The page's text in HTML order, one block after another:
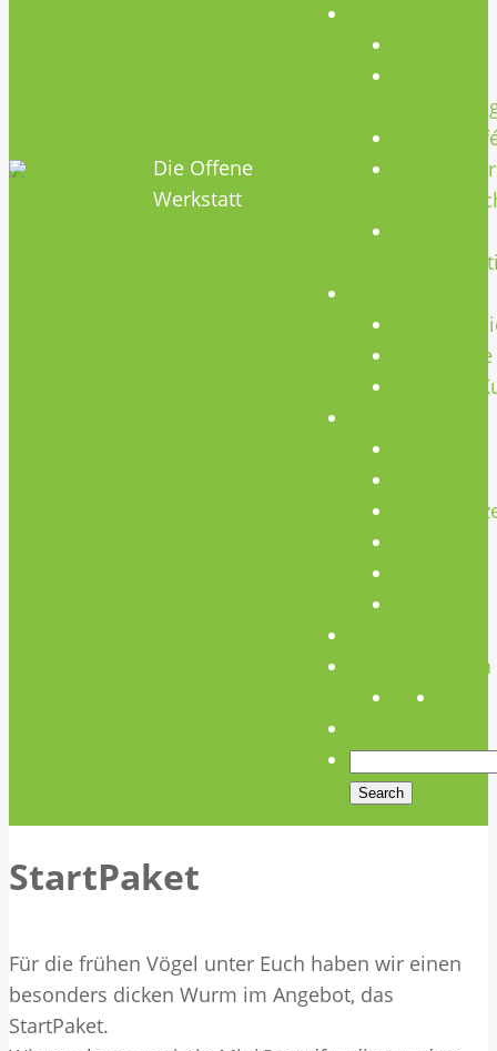
Die Offene
Werkstatt
Repair
CNC Kurse
Schweiß-
Öffnungszeiten
StartPaket
Für die frühen Vögel unter Euch haben wir einen
besonders dicken Wurm im Angebot, das
StartPaket.